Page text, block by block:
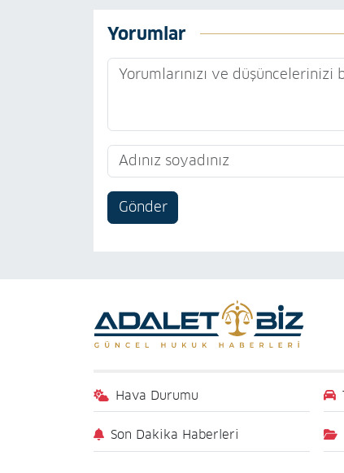
Yorumlar
Gönder
Hava Durumu
Son Dakika Haberleri